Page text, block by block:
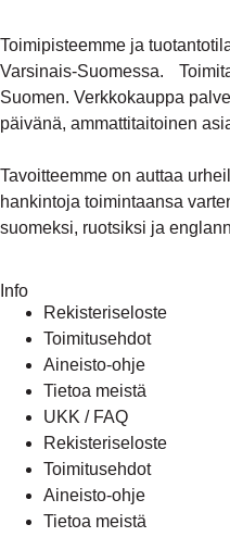
Toimipisteemme ja
Varsinais-Suomessa.
Suomen. Verkkokauppa
päivänä, ammattitaitoinen
Tavoitteemme on auttaa
hankintoja toimintaansa
suomeksi, ruotsiksi ja
Info
Rekisteriseloste
Toimitusehdot
Aineisto-ohje
Tietoa meistä
UKK / FAQ
Rekisteriseloste
Toimitusehdot
Aineisto-ohje
Tietoa meistä